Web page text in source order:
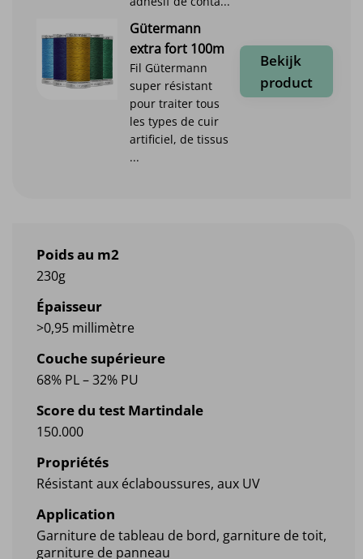
Poids au m2
230g
Épaisseur
>0,95 millimètre
Couche supérieure
68% PL – 32% PU
Score du test Martindale
150.000
Propriétés
Résistant aux éclaboussures, aux UV
Application
Garniture de tableau de bord, garniture de toit,
garniture de panneau
Gütermann
extra fort 100m
Fil Gütermann
super résistant
pour traiter tous
les types de cuir
artificiel, de tissus
...
Bekijk
product